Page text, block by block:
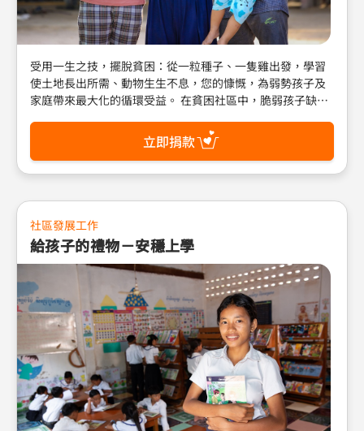
受用一生之技，擺脫貧困：從一粒種子、一隻雞出發，學習
使土地長出所需、動物生生不息，您的慷慨，為弱勢孩子及
家庭帶來最大化的循環受益。 在貧困社區中，脆弱孩子缺乏
基本生活需求都難以滿足，甚至孩子在小小年紀也須工作，
被迫錯失上學與童年。世界展望會以適合當地的農耕、畜
平安成長無慮。 郵政劃撥帳號：01022760 戶名：財團法人
台灣世界展望會 (請註明：禮物型錄)
立即捐款
社區發展工作
給孩子的禮物－安穩上學